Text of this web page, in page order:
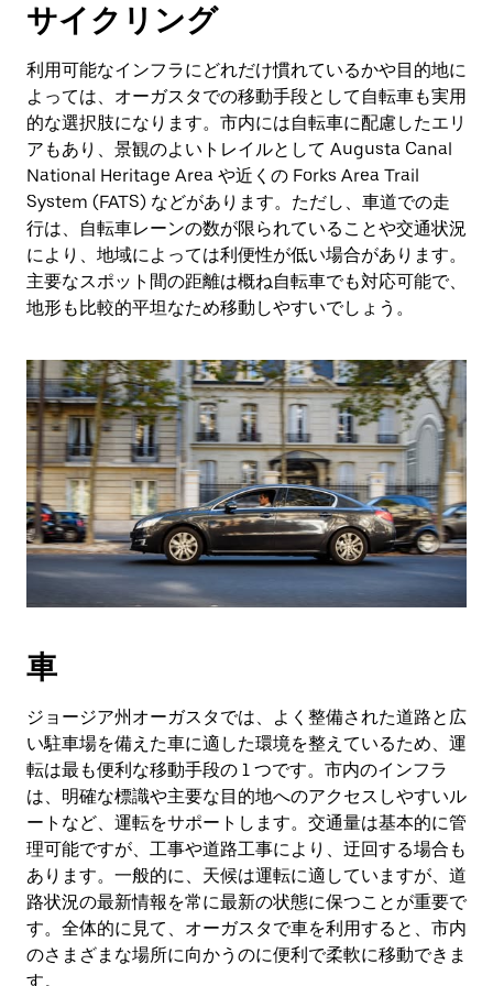
サイクリング
利用可能なインフラにどれだけ慣れているかや目的地に
よっては、オーガスタでの移動手段として自転車も実用
的な選択肢になります。市内には自転車に配慮したエリ
アもあり、景観のよいトレイルとして Augusta Canal
National Heritage Area や近くの Forks Area Trail
System (FATS) などがあります。ただし、車道での走
行は、自転車レーンの数が限られていることや交通状況
により、地域によっては利便性が低い場合があります。
主要なスポット間の距離は概ね自転車でも対応可能で、
地形も比較的平坦なため移動しやすいでしょう。
車
ジョージア州オーガスタでは、よく整備された道路と広
い駐車場を備えた車に適した環境を整えているため、運
転は最も便利な移動手段の 1 つです。市内のインフラ
は、明確な標識や主要な目的地へのアクセスしやすいル
ートなど、運転をサポートします。交通量は基本的に管
理可能ですが、工事や道路工事により、迂回する場合も
あります。一般的に、天候は運転に適していますが、道
路状況の最新情報を常に最新の状態に保つことが重要で
す。全体的に見て、オーガスタで車を利用すると、市内
のさまざまな場所に向かうのに便利で柔軟に移動できま
す。